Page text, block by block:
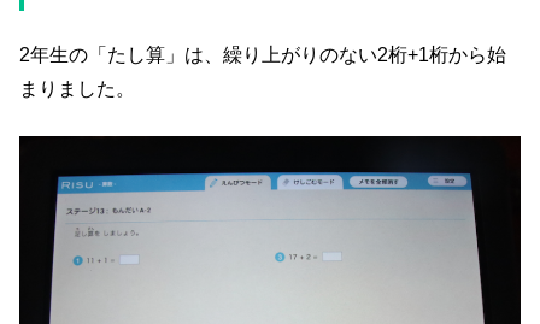
2年生の「たし算」は、繰り上がりのない2桁+1桁から始
まりました。